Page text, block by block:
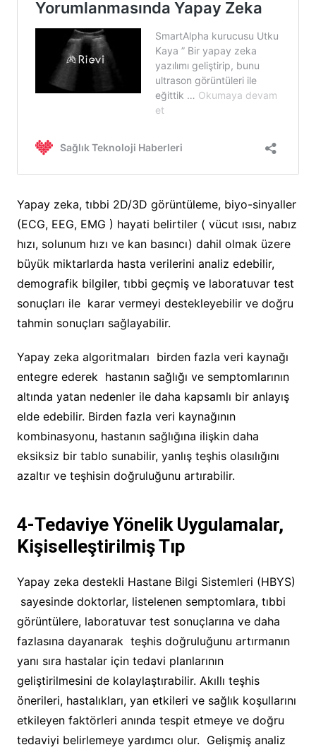
Yapay zeka, tıbbi 2D/3D görüntüleme, biyo-sinyaller
(ECG, EEG, EMG ) hayati belirtiler ( vücut ısısı, nabız
hızı, solunum hızı ve kan basıncı) dahil olmak üzere
büyük miktarlarda hasta verilerini analiz edebilir,
demografik bilgiler, tıbbi geçmiş ve laboratuvar test
sonuçları ile karar vermeyi destekleyebilir ve doğru
tahmin sonuçları sağlayabilir.
Yapay zeka algoritmaları birden fazla veri kaynağı
entegre ederek hastanın sağlığı ve semptomlarının
altında yatan nedenler ile daha kapsamlı bir anlayış
elde edebilir. Birden fazla veri kaynağının
kombinasyonu, hastanın sağlığına ilişkin daha
eksiksiz bir tablo sunabilir, yanlış teşhis olasılığını
azaltır ve teşhisin doğruluğunu artırabilir.
4-Tedaviye Yönelik Uygulamalar,
Kişiselleştirilmiş Tıp
Yapay zeka destekli Hastane Bilgi Sistemleri (HBYS)
sayesinde doktorlar, listelenen semptomlara, tıbbi
görüntülere, laboratuvar test sonuçlarına ve daha
fazlasına dayanarak teşhis doğruluğunu artırmanın
yanı sıra hastalar için tedavi planlarının
geliştirilmesini de kolaylaştırabilir. Akıllı teşhis
önerileri, hastalıkları, yan etkileri ve sağlık koşullarını
etkileyen faktörleri anında tespit etmeye ve doğru
tedaviyi belirlemeye yardımcı olur. Gelişmiş analiz